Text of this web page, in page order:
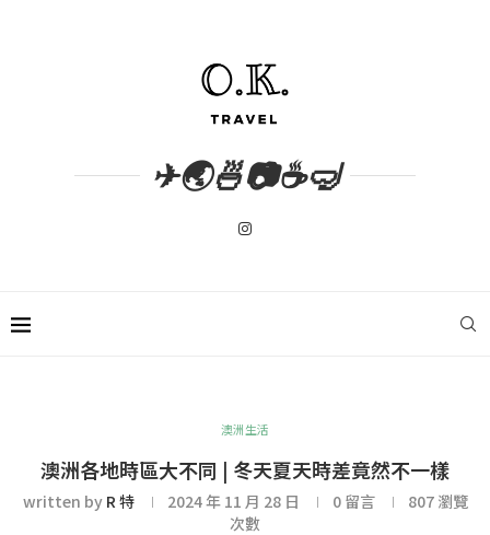
✈🌏🍜📷☕🤿
澳洲生活
澳洲各地時區大不同 | 冬天夏天時差竟然不一樣
written by R 特 2024 年 11 月 28 日 0 留言 807瀏覽
次數